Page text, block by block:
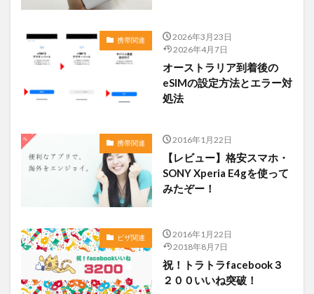
携帯関連
2026年3月23日
2026年4月7日
オーストラリア到着後の
eSIMの設定方法とエラー対
処法
携帯関連 2016年1月22日
【レビュー】格安スマホ・
SONY Xperia E4gを使って
みたぞー！
ビザ関連
2016年1月22日
2018年8月7日
祝！トラトラfacebook３
２００いいね突破！